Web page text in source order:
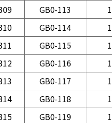
GB0-113
GB0-114
GB0-115
GB0-116
GB0-117
GB0-118
GB0-119